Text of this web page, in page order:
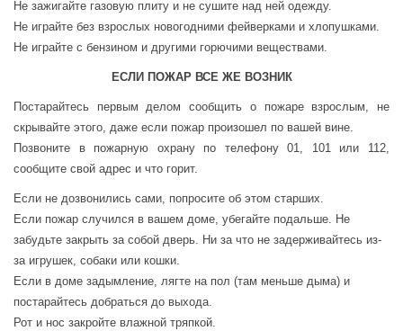
Не зажигайте газовую плиту и не сушите над ней одежду.
Не играйте без взрослых новогодними фейверками и хлопушками.
Не играйте с бензином и другими горючими веществами.
ЕСЛИ ПОЖАР ВСЕ ЖЕ ВОЗНИК
Постарайтесь первым делом сообщить о пожаре взрослым, не
скрывайте этого, даже если пожар произошел по вашей вине.
Позвоните в пожарную охрану по телефону 01, 101 или 112,
сообщите свой адрес и что горит.
Если не дозвонились сами, попросите об этом старших.
Если пожар случился в вашем доме, убегайте подальше. Не
забудьте закрыть за собой дверь. Ни за что не задерживайтесь из-
за игрушек, собаки или кошки.
Если в доме задымление, лягте на пол (там меньше дыма) и
постарайтесь добраться до выхода.
Рот и нос закройте влажной тряпкой.